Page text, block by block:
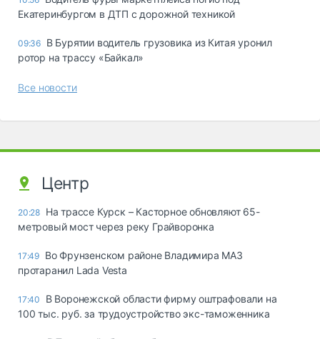
Екатеринбургом в ДТП с дорожной техникой
09:36 В Бурятии водитель грузовика из Китая уронил
ротор на трассу «Байкал»
Все новости
Центр
20:28 На трассе Курск – Касторное обновляют 65-
метровый мост через реку Грайворонка
17:49 Во Фрунзенском районе Владимира МАЗ
протаранил Lada Vesta
17:40
В Воронежской области фирму оштрафовали на
100 тыс. руб. за трудоустройство экс-таможенника